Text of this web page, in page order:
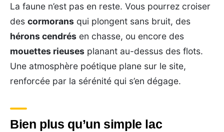
La faune n’est pas en reste. Vous pourrez croiser
des cormorans qui plongent sans bruit, des
hérons cendrés en chasse, ou encore des
mouettes rieuses planant au-dessus des flots.
Une atmosphère poétique plane sur le site,
renforcée par la sérénité qui s’en dégage.
Bien plus qu’un simple lac